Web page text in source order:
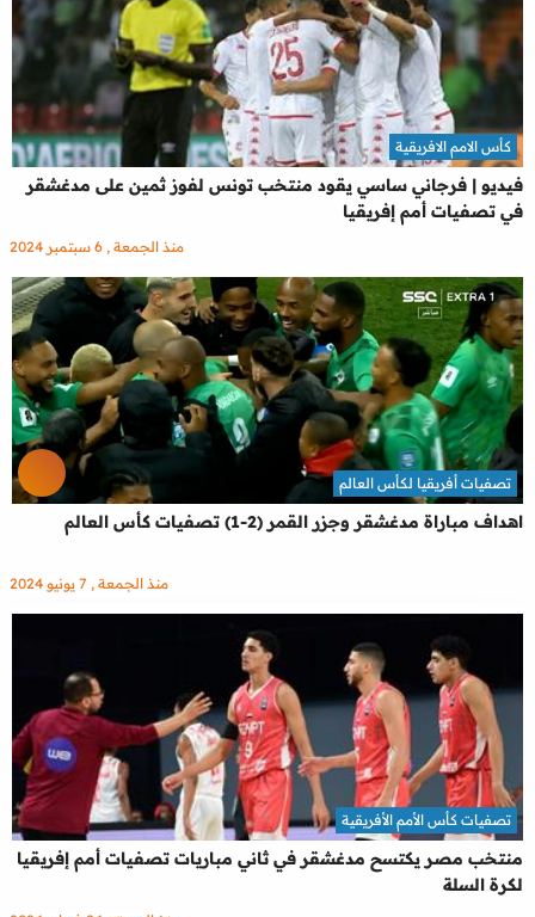
فيديو | فرجاني ساسي يقود منتخب تونس لفوز ثمين على مدغشقر
في تصفيات أمم إفريقيا
كأس الامم الافريقية
منذ الجمعة , 6 سبتمبر 2024
اهداف مباراة مدغشقر وجزر القمر (2-1) تصفيات كأس العالم
تصفيات أفريقيا لكأس العالم
منذ الجمعة , 7 يونيو 2024
منتخب مصر يكتسح مدغشقر في ثاني مباريات تصفيات أمم إفريقيا
لكرة السلة
تصفيات كأس الأمم الأفريقية